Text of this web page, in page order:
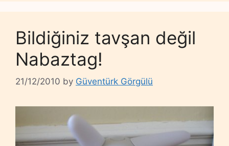
Bildiğiniz tavşan değil
Nabaztag!
21/12/2010 by Güventürk Görgülü